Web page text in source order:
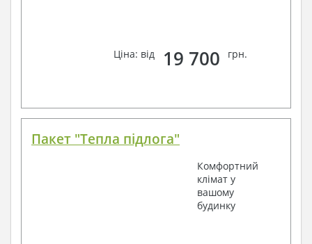
Ціна: від 19 700 грн.
Пакет "Тепла підлога"
Комфортний
клімат у
вашому
будинку